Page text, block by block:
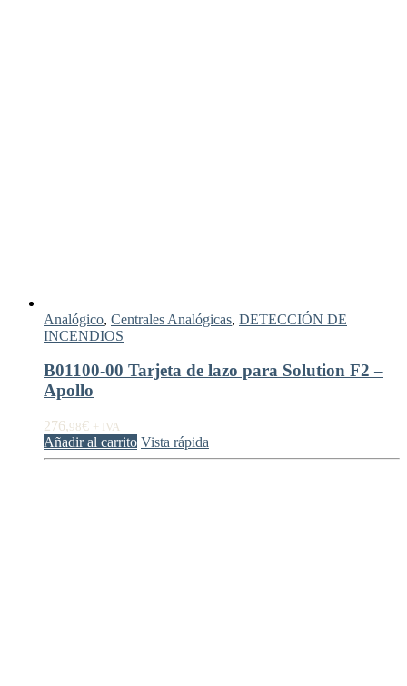
Analógico, Centrales Analógicas, DETECCIÓN DE
INCENDIOS
B01100-00 Tarjeta de lazo para Solution F2 –
Apollo
276,98€ + IVA
Añadir al carrito Vista rápida